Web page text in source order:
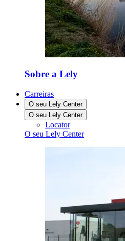
Sobre a Lely
Carreiras
O seu Lely Center
O seu Lely Center
Locator
O seu Lely Center